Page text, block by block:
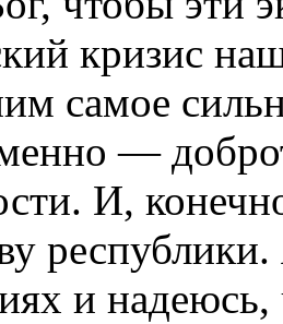
кризис
самое
—
И,
и надеюсь,